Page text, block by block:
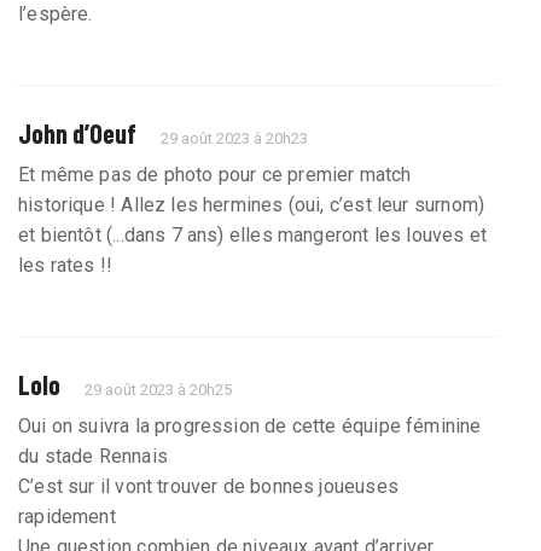
l’espère.
John d’Oeuf 29 août 2023 à 20h23
Et même pas de photo pour ce premier match
historique ! Allez les hermines (oui, c’est leur surnom)
et bientôt (...dans 7 ans) elles mangeront les louves et
les rates !!
Lolo 29 août 2023 à 20h25
Oui on suivra la progression de cette équipe féminine
du stade Rennais
C’est sur il vont trouver de bonnes joueuses
rapidement
Une question combien de niveaux avant d’arriver